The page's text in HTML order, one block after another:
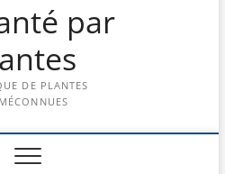
par
DE PLANTES